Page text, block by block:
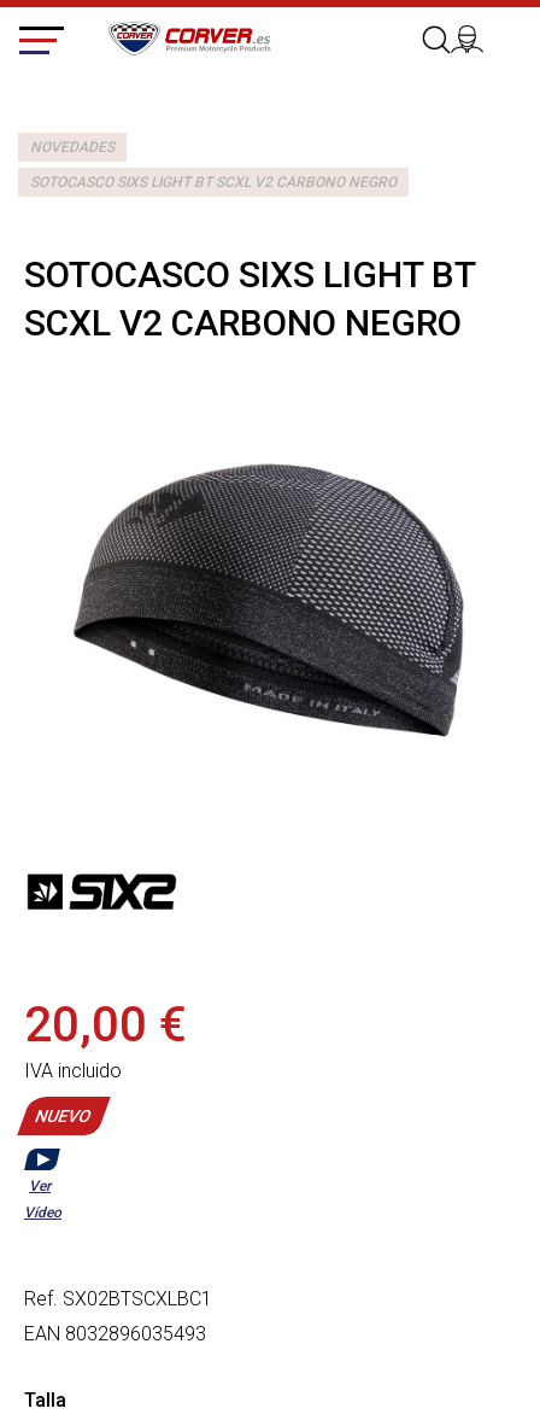
NOVEDADES
SOTOCASCO SIXS LIGHT BT SCXL V2 CARBONO NEGRO
SOTOCASCO SIXS LIGHT BT
SCXL V2 CARBONO NEGRO
20,00 €
IVA incluido
NUEVO
Ver
Vídeo
Ref. SX02BTSCXLBC1
EAN 8032896035493
Talla